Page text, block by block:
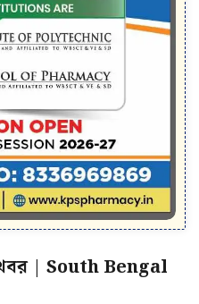
খবর | South Bengal